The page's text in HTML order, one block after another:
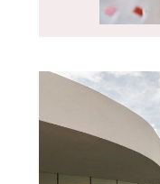
O FIRMĚ